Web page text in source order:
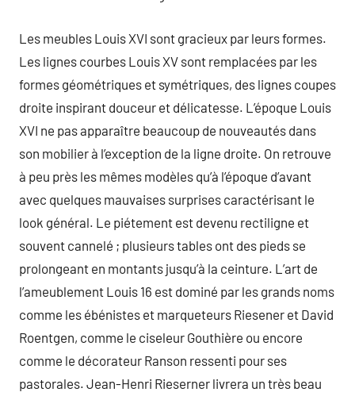
Les meubles Louis XVI sont gracieux par leurs formes.
Les lignes courbes Louis XV sont remplacées par les
formes géométriques et symétriques, des lignes coupes
droite inspirant douceur et délicatesse. L’époque Louis
XVI ne pas apparaître beaucoup de nouveautés dans
son mobilier à l’exception de la ligne droite. On retrouve
à peu près les mêmes modèles qu’à l’époque d’avant
avec quelques mauvaises surprises caractérisant le
look général. Le piétement est devenu rectiligne et
souvent cannelé ; plusieurs tables ont des pieds se
prolongeant en montants jusqu’à la ceinture. L’art de
l’ameublement Louis 16 est dominé par les grands noms
comme les ébénistes et marqueteurs Riesener et David
Roentgen, comme le ciseleur Gouthière ou encore
comme le décorateur Ranson ressenti pour ses
pastorales. Jean-Henri Rieserner livrera un très beau